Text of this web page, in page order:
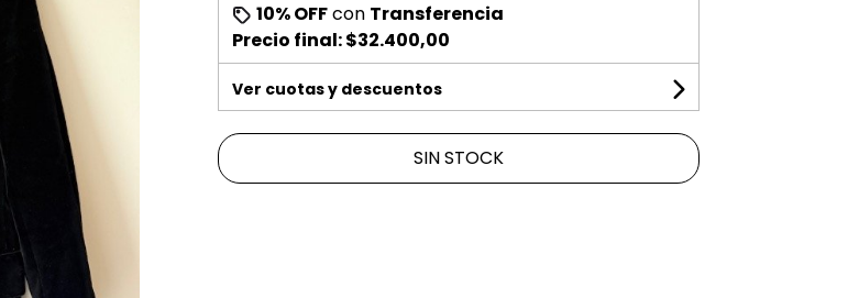
10% OFFcon Transferencia
Precio final:$32.400,00
Ver cuotas y descuentos
SIN STOCK